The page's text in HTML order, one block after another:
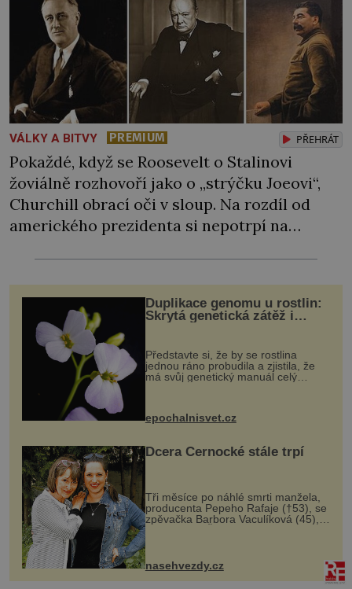
VÁLKY A BITVY PREMIUM PŘEHRÁT
Pokaždé, když se Roosevelt o Stalinovi
žoviálně rozhovoří jako o „strýčku Joeovi“,
Churchill obrací oči v sloup. Na rozdíl od
amerického prezidenta si nepotrpí na
Mají zrovna společný cíl, tím to začíná a
končí. Nedělá si iluze, že jejich spojenectví
přežije Hitlera… „Země Osy již […]
Duplikace genomu u rostlin:
Skrytá genetická zátěž i
Představte si, že by se rostlina
jednou ráno probudila a zjistila, že
má svůj genetický manuál celý
vstupenka...
epochalnisvet.cz
Dcera Černocké stále trpí
Tři měsíce po náhlé smrti manžela,
producenta Pepeho Rafaje (†53), se
zpěvačka Barbora Vaculíková (45),
dcera Petry Černocké (75), poprvé
ozvala veřejnosti. Na sociální síti
sdílela, že se snaží fung...
nasehvezdy.cz